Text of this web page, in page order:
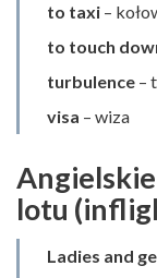
to taxi –
to touch
turbulence –
visa – wiza
lotu
Ladies and